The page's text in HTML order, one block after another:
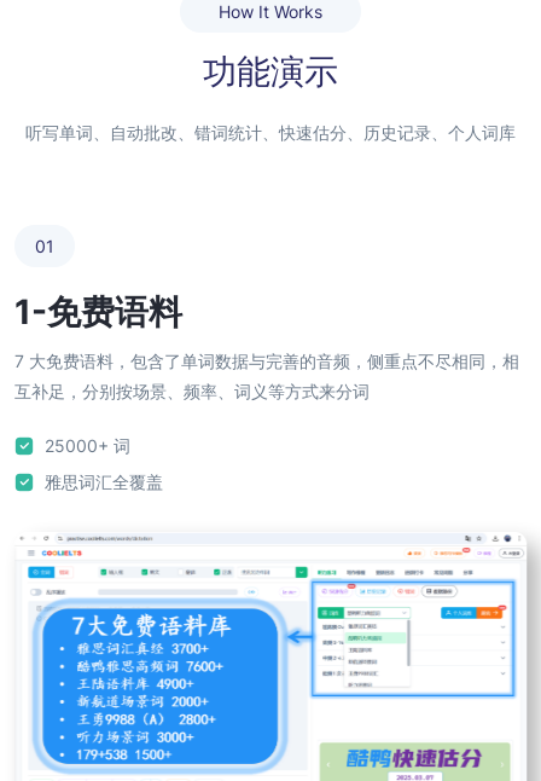
How It Works
功能演示
听写单词、自动批改、错词统计、快速估分、历史记录、个人词库
01
1-免费语料
7 大免费语料，包含了单词数据与完善的音频，侧重点不尽相同，相
互补足，分别按场景、频率、词义等方式来分词
25000+ 词
雅思词汇全覆盖